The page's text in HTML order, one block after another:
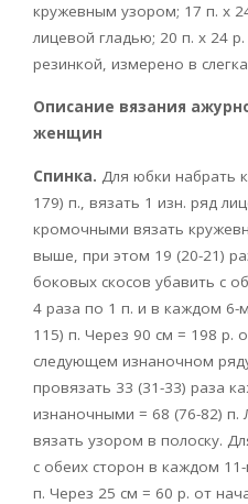
кружевным узором; 17 п. х
лицевой гладью; 20 п. х 24
резинкой, измерено в
Описание вязания
женщин
Спинка. Для юбки набрать
179) п., вязать 1 изн. ряд
кромочными вязать
выше, при этом 19 (20-21)
боковых скосов убавить с
4 раза по 1 п. и в каждом 6-
115) п. Через 90 см = 198 р.
следующем изнаночном
провязать 33 (31-33) раза
изнаночными = 68 (76-82)
вязать узором в полоску.
с обеих сторон в каждом
п. Через 25 см = 60 р. от